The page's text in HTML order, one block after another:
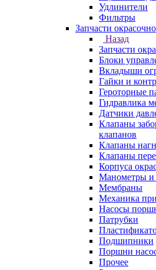
Удлинители
Фильтры
Запчасти
Назад
Запчасти
Блоки
Вкладыши
Гайки и
Героторные
Гидравлика
Датчики
Клапаны
клапанов
Клапаны
Клапаны
Корпуса
Манометры и
Мембраны
Механика
Насосы
Патрубки
Подшипники
Поршни
Прочее